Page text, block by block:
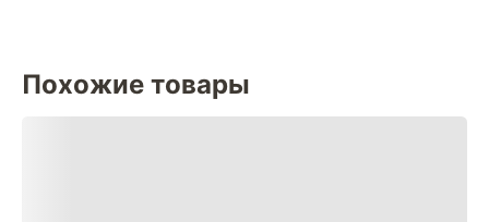
Похожие товары